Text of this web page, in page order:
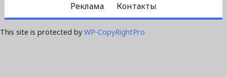
Реклама
Контакты
This site is protected by WP-CopyRightPro